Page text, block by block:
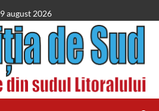
9 august 2026